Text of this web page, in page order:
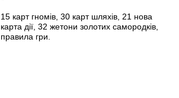
15 карт гномів, 30 карт шляхів, 21 нова
карта дії, 32 жетони золотих самородків,
правила гри.